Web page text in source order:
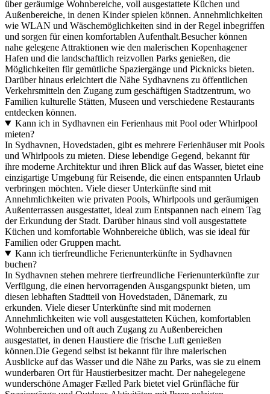
über geräumige Wohnbereiche, voll ausgestattete Küchen und
Außenbereiche, in denen Kinder spielen können. Annehmlichkeiten
wie WLAN und Wäschemöglichkeiten sind in der Regel inbegriffen
und sorgen für einen komfortablen Aufenthalt.Besucher können
nahe gelegene Attraktionen wie den malerischen Kopenhagener
Hafen und die landschaftlich reizvollen Parks genießen, die
Möglichkeiten für gemütliche Spaziergänge und Picknicks bieten.
Darüber hinaus erleichtert die Nähe Sydhavnens zu öffentlichen
Verkehrsmitteln den Zugang zum geschäftigen Stadtzentrum, wo
Familien kulturelle Stätten, Museen und verschiedene Restaurants
entdecken können.
Kann ich in Sydhavnen ein Ferienhaus mit Pool oder Whirlpool
mieten?
In Sydhavnen, Hovedstaden, gibt es mehrere Ferienhäuser mit Pools
und Whirlpools zu mieten. Diese lebendige Gegend, bekannt für
ihre moderne Architektur und ihren Blick auf das Wasser, bietet eine
einzigartige Umgebung für Reisende, die einen entspannten Urlaub
verbringen möchten. Viele dieser Unterkünfte sind mit
Annehmlichkeiten wie privaten Pools, Whirlpools und geräumigen
Außenterrassen ausgestattet, ideal zum Entspannen nach einem Tag
der Erkundung der Stadt. Darüber hinaus sind voll ausgestattete
Küchen und komfortable Wohnbereiche üblich, was sie ideal für
Familien oder Gruppen macht.
Kann ich tierfreundliche Ferienunterkünfte in Sydhavnen
buchen?
In Sydhavnen stehen mehrere tierfreundliche Ferienunterkünfte zur
Verfügung, die einen hervorragenden Ausgangspunkt bieten, um
diesen lebhaften Stadtteil von Hovedstaden, Dänemark, zu
erkunden. Viele dieser Unterkünfte sind mit modernen
Annehmlichkeiten wie voll ausgestatteten Küchen, komfortablen
Wohnbereichen und oft auch Zugang zu Außenbereichen
ausgestattet, in denen Haustiere die frische Luft genießen
können.Die Gegend selbst ist bekannt für ihre malerischen
Ausblicke auf das Wasser und die Nähe zu Parks, was sie zu einem
wunderbaren Ort für Haustierbesitzer macht. Der nahegelegene
wunderschöne Amager Fælled Park bietet viel Grünfläche für